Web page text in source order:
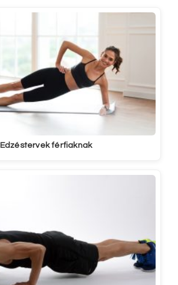
Edzéstervek férfiaknak